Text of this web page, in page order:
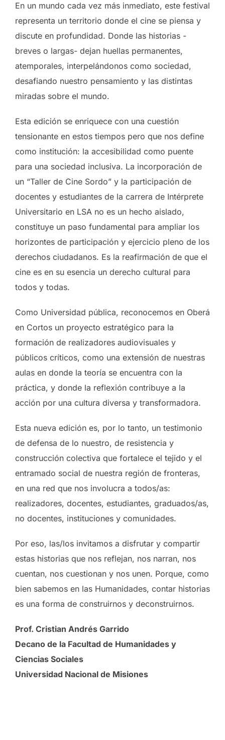
En un mundo cada vez más inmediato, este festival
representa un territorio donde el cine se piensa y
discute en profundidad. Donde las historias -
breves o largas- dejan huellas permanentes,
atemporales, interpelándonos como sociedad,
desafiando nuestro pensamiento y las distintas
miradas sobre el mundo.
Esta edición se enriquece con una cuestión
tensionante en estos tiempos pero que nos define
como institución: la accesibilidad como puente
para una sociedad inclusiva. La incorporación de
un “Taller de Cine Sordo” y la participación de
docentes y estudiantes de la carrera de Intérprete
Universitario en LSA no es un hecho aislado,
constituye un paso fundamental para ampliar los
horizontes de participación y ejercicio pleno de los
derechos ciudadanos. Es la reafirmación de que el
cine es en su esencia un derecho cultural para
todos y todas.
Como Universidad pública, reconocemos en Oberá
en Cortos un proyecto estratégico para la
formación de realizadores audiovisuales y
públicos críticos, como una extensión de nuestras
aulas en donde la teoría se encuentra con la
práctica, y donde la reflexión contribuye a la
acción por una cultura diversa y transformadora.
Esta nueva edición es, por lo tanto, un testimonio
de defensa de lo nuestro, de resistencia y
construcción colectiva que fortalece el tejido y el
entramado social de nuestra región de fronteras,
en una red que nos involucra a todos/as:
realizadores, docentes, estudiantes, graduados/as,
no docentes, instituciones y comunidades.
Por eso, las/los invitamos a disfrutar y compartir
estas historias que nos reflejan, nos narran, nos
cuentan, nos cuestionan y nos unen. Porque, como
bien sabemos en las Humanidades, contar historias
es una forma de construirnos y deconstruirnos.
Prof. Cristian Andrés Garrido
Decano de la Facultad de Humanidades y
Ciencias Sociales
Universidad Nacional de Misiones